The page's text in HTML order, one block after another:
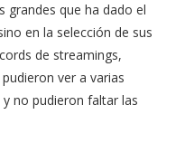
grandes que ha dado el
en la selección de sus
de streamings,
ver a varias
no pudieron faltar las